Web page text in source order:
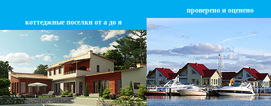
коттеджные поселки от а до я
проверено и оценено